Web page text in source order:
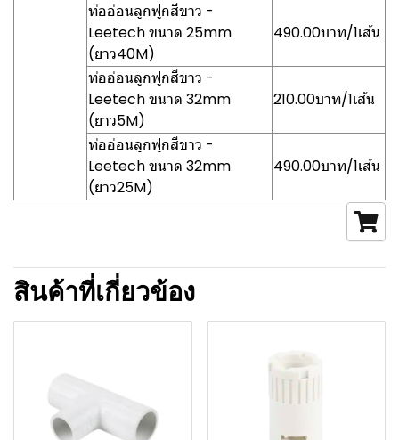
ท่ออ่อนลูกฟูกสีขาว -
Leetech ขนาด 25mm
(ยาว40M)
490.00บาท/1เส้น
ท่ออ่อนลูกฟูกสีขาว -
Leetech ขนาด 32mm
(ยาว5M)
210.00บาท/1เส้น
ท่ออ่อนลูกฟูกสีขาว -
Leetech ขนาด 32mm
(ยาว25M)
490.00บาท/1เส้น
สินค้าที่เกี่ยวข้อง